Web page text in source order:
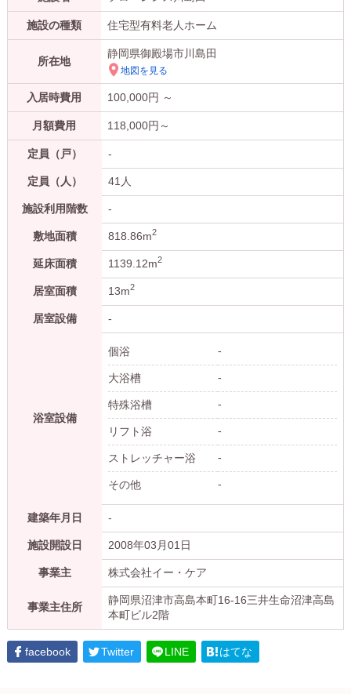
施設の種類 住宅型有料老人ホーム
所在地
静岡県御殿場市川島田
地図を見る
入居時費用 100,000円 ～
月額費用 118,000円～
定員（戸） -
定員（人） 41人
施設利用階数 -
敷地面積 818.86m2
延床面積 1139.12m2
居室面積 13m2
居室設備 -
浴室設備
個浴 -
大浴槽 -
特殊浴槽 -
リフト浴 -
ストレッチャー浴 -
その他 -
建築年月日 -
施設開設日 2008年03月01日
事業主 株式会社イー・ケア
事業主住所
静岡県沼津市高島本町16-16三井生命沼津高島
本町ビル2階
facebook Twitter LINE はてな